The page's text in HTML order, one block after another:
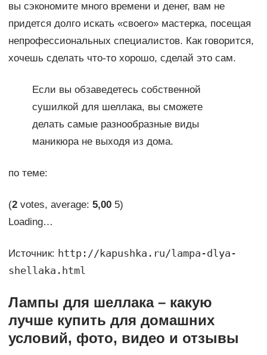
вы сэкономите много времени и денег, вам не
придется долго искать «своего» мастерка, посещая
непрофессиональных специалистов. Как говорится,
хочешь сделать что-то хорошо, сделай это сам.
Если вы обзаведетесь собственной
сушилкой для шеллака, вы сможете
делать самые разнообразные виды
маникюра не выходя из дома.
по теме:
(2votes, average: 5,005)
Loading…
Источник: http://kapushka.ru/lampa-dlya-
shellaka.html
Лампы для шеллака – какую
лучше купить для домашних
условий, фото, видео и отзывы